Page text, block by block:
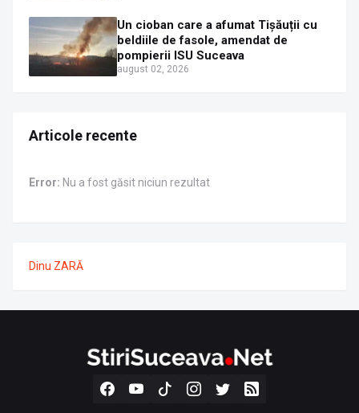
Un cioban care a afumat Tișăuții cu
beldiile de fasole, amendat de
pompierii ISU Suceava
august 02, 2026
Articole recente
Error: Nu a fost găsit niciun rezultat
Dinu ZARĂ